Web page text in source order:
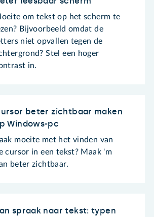
om tekst op het scherm te
Bijvoorbeeld omdat de
niet opvallen tegen de
Stel een hoger
in.
beter zichtbaar maken
Windows-pc
moeite met het vinden van
cursor in een tekst? Maak 'm
beter zichtbaar.
spraak naar tekst: typen